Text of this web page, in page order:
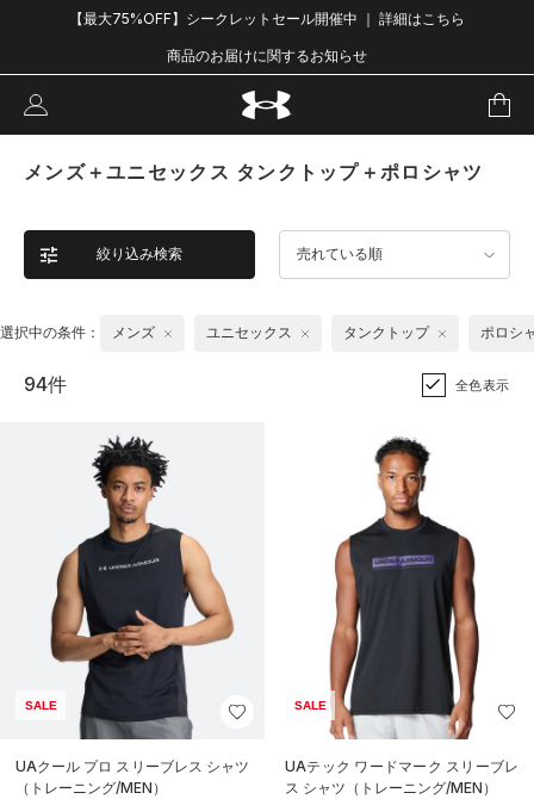
【最大75%OFF】シークレットセール開催中 ｜ 詳細はこちら
商品のお届けに関するお知らせ
メンズ＋ユニセックス タンクトップ＋ポロシャツ
絞り込み検索 売れている順
選択中の条件： メンズ ユニセックス タンクトップ ポロシ
94件 全色表示
SALE
UAクール プロ スリーブレス シャツ
（トレーニング/MEN）
SALE
UAテック ワードマーク スリーブレ
ス シャツ（トレーニング/MEN）